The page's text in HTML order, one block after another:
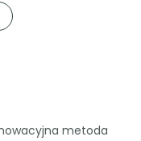
metoda